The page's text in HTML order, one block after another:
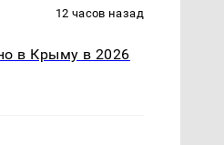
12 часов назад
в Крыму в 2026